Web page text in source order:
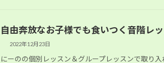
自由奔放なお子様でも食いつく音階レ
2022年12月23日
にーのの個別レッスン＆グループレッスンで取り